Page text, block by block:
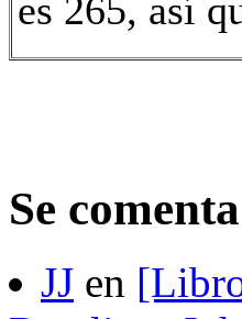
es 265, así
Se
JJ en